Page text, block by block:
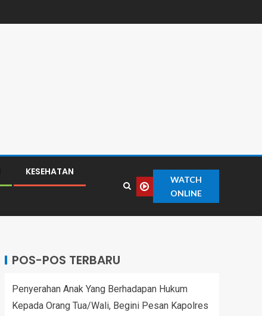
KESEHATAN
WATCH
ONLINE
POS-POS TERBARU
Penyerahan Anak Yang Berhadapan Hukum
Kepada Orang Tua/Wali, Begini Pesan Kapolres